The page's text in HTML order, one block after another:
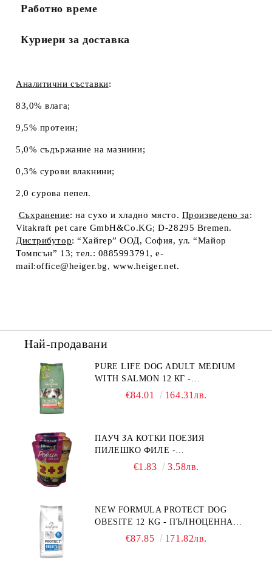
Работно време
Куриери за доставка
Аналитични съставки:
83,0% влага;
9,5% протеин;
5,0% съдържание на мазнини;
0,3% сурови влакнини;
2,0 сурова пепел.
Съхранение: на сухо и хладно място. Произведено за:
Vitakraft pet care GmbH&Co.KG; D-28295 Bremen.
Дистрибутор: “Хайгер” ООД, София, ул. “Майор
Томпсън” 13; тел.: 0885993791, e-
mail:office@heiger.bg, www.heiger.net.
Най-продавани
PURE LIFE DOG ADULT MEDIUM
WITH SALMON 12 КГ -
ПЪЛНОЦЕННА ХРАНА ЗА
БЕЗ ЗЪРНО, БЕЗ ГЛУТЕН.
ПРОИЗВЕДЕНА ВЪВ ФРАНЦИЯ.
€84.01 164.31лв.
ПАУЧ ЗА КОТКИ ПОЕЗИЯ
ПИЛЕШКО ФИЛЕ -
ПРОМОКОМПЛЕКТ 3 БР.
€1.83 3.58лв.
NEW FORMULA PROTECT DOG
OBESITE 12 KG - ПЪЛНОЦЕННА
ДИЕТИЧНА ХРАНА ЗА КУЧЕТА
€87.85 171.82лв.